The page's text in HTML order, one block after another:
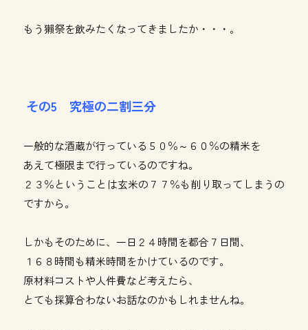
もう獺祭を飲みたくなってきましたか・・・。
その5 究極の二割三分
一般的な酒蔵が行っている５０％～６０％の精米を
あえて極限まで行っているのですね。
２３％ということは玄米の７７％も削り取ってしまうの
ですから。
しかもそのために、一日２４時間を都合７日間、
１６８時間も精米時間をかけているのです。
原材料コストや人件費など考えたら、
とても採算合わないお話なのかもしれませんね。